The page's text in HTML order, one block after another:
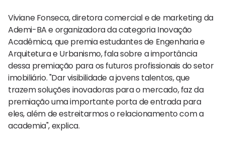
Viviane Fonseca, diretora comercial e de marketing da
Ademi-BA e organizadora da categoria Inovação
Acadêmica, que premia estudantes de Engenharia e
Arquitetura e Urbanismo, fala sobre a importância
dessa premiação para os futuros profissionais do setor
imobiliário. "Dar visibilidade a jovens talentos, que
trazem soluções inovadoras para o mercado, faz da
premiação uma importante porta de entrada para
eles, além de estreitarmos o relacionamento com a
academia", explica.